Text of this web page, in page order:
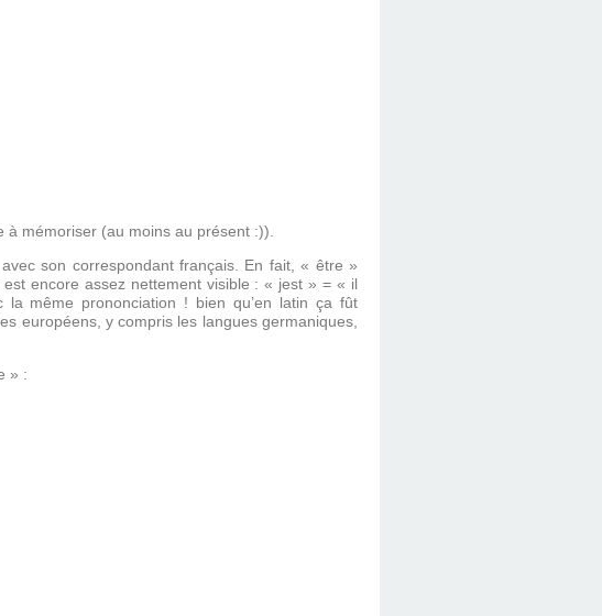
à mémoriser (au moins au présent :)).
son correspondant français. En fait, « être »
encore assez nettement visible : « jest » = « il
même prononciation ! bien qu’en latin ça fût
européens, y compris les langues germaniques,
» :